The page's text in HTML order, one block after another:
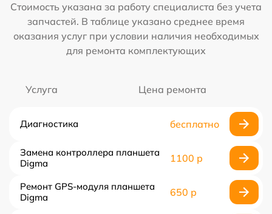
Стоимость указана за работу специалиста без учета
запчастей. В таблице указано среднее время
оказания услуг при условии наличия необходимых
для ремонта комплектующих
Услуга Цена ремонта
Диагностика бесплатно
Замена контроллера планшета
Digma
1100 р
Ремонт GPS-модуля планшета
Digma
650 р